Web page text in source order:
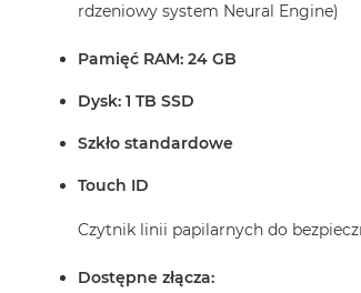
rdzeniowy system Neural Engine)
Pamięć RAM: 24 GB
Dysk: 1 TB SSD
Szkło standardowe
Touch ID
Czytnik linii papilarnych do
Dostępne złącza: